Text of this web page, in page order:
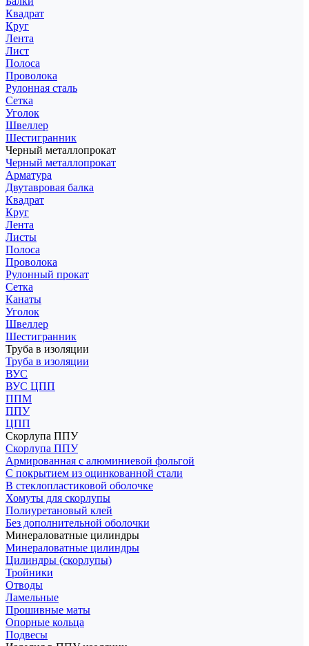
Квадрат
Круг
Лента
Лист
Полоса
Проволока
Рулонная сталь
Сетка
Уголок
Швеллер
Шестигранник
Черный металлопрокат
Черный металлопрокат
Арматура
Двутавровая балка
Квадрат
Круг
Лента
Листы
Полоса
Проволока
Рулонный прокат
Сетка
Канаты
Уголок
Швеллер
Шестигранник
Труба в изоляции
Труба в изоляции
ВУС
ВУС ЦПП
ППМ
ППУ
ЦПП
Скорлупа ППУ
Скорлупа ППУ
Армированная с алюминиевой фольгой
С покрытием из оцинкованной стали
В стеклопластиковой оболочке
Хомуты для скорлупы
Полиуретановый клей
Без дополнительной оболочки
Минераловатные цилиндры
Минераловатные цилиндры
Цилиндры (скорлупы)
Тройники
Отводы
Ламельные
Прошивные маты
Опорные кольца
Подвесы